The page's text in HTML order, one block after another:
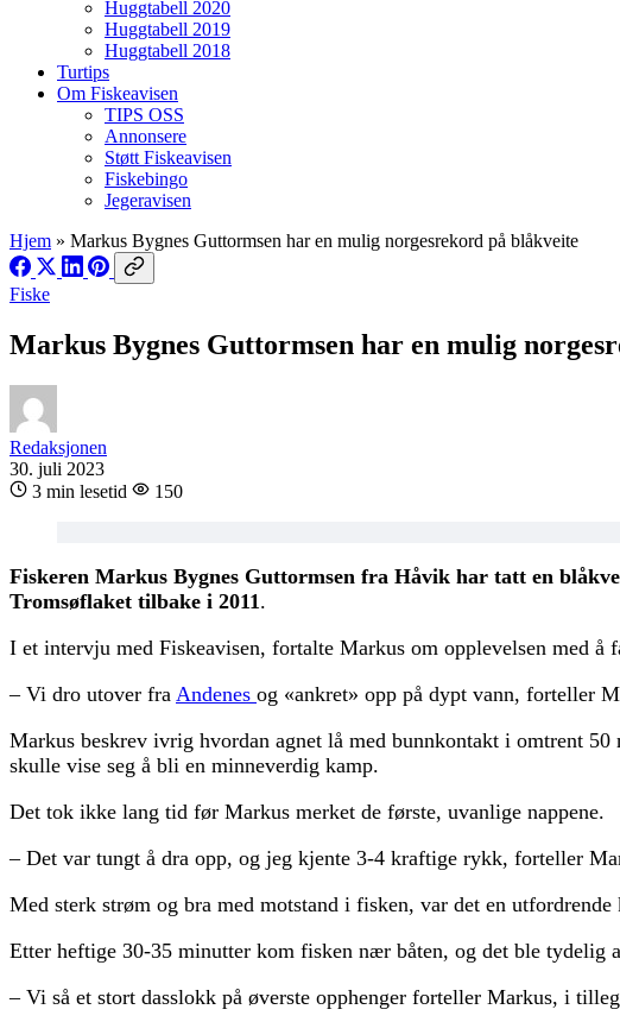
Huggtabell 2020
Huggtabell 2019
Huggtabell 2018
Turtips
Om Fiskeavisen
TIPS OSS
Annonsere
Støtt Fiskeavisen
Fiskebingo
Jegeravisen
Hjem » Markus Bygnes Guttormsen har en mulig norgesrekord på blåkveite
Fiske
Markus Bygnes Guttormsen har en mulig
Redaksjonen
30. juli 2023
3 min lesetid
150
Fiskeren Markus Bygnes Guttormsen fra Håvik har tatt en
Tromsøflaket tilbake i 2011 .
I et intervju med Fiskeavisen, fortalte Markus om opplevelsen med å
– Vi dro utover fra Andenes og «ankret» opp på dypt vann, forteller
Markus beskrev ivrig hvordan agnet lå med bunnkontakt i omtrent
skulle vise seg å bli en minneverdig kamp.
Det tok ikke lang tid før Markus merket de første, uvanlige nappene.
– Det var tungt å dra opp, og jeg kjente 3-4 kraftige rykk, forteller
Med sterk strøm og bra med motstand i fisken, var det en
Etter heftige 30-35 minutter kom fisken nær båten, og det ble tydelig
– Vi så et stort dasslokk på øverste opphenger forteller Markus, i